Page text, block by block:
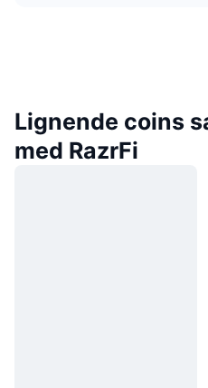
Lignende coins
med RazrFi